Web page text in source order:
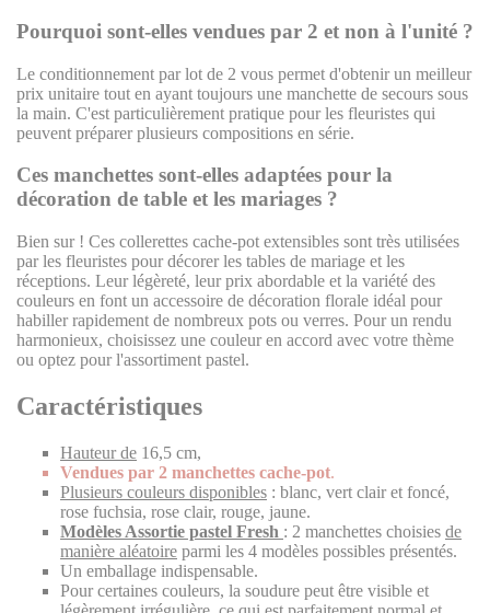
Pourquoi sont-elles vendues par 2 et non à l'unité ?
Le conditionnement par lot de 2 vous permet d'obtenir un meilleur
prix unitaire tout en ayant toujours une manchette de secours sous
la main. C'est particulièrement pratique pour les fleuristes qui
peuvent préparer plusieurs compositions en série.
Ces manchettes sont-elles adaptées pour la
décoration de table et les mariages ?
Bien sur ! Ces collerettes cache-pot extensibles sont très utilisées
par les fleuristes pour décorer les tables de mariage et les
réceptions. Leur légèreté, leur prix abordable et la variété des
couleurs en font un accessoire de décoration florale idéal pour
habiller rapidement de nombreux pots ou verres. Pour un rendu
harmonieux, choisissez une couleur en accord avec votre thème
ou optez pour l'assortiment pastel.
Caractéristiques
Hauteur de 16,5 cm,
Vendues par 2 manchettes cache-pot.
Plusieurs couleurs disponibles : blanc, vert clair et foncé,
rose fuchsia, rose clair, rouge, jaune.
Modèles Assortie pastel Fresh : 2 manchettes choisies de
manière aléatoire parmi les 4 modèles possibles présentés.
Un emballage indispensable.
Pour certaines couleurs, la soudure peut être visible et